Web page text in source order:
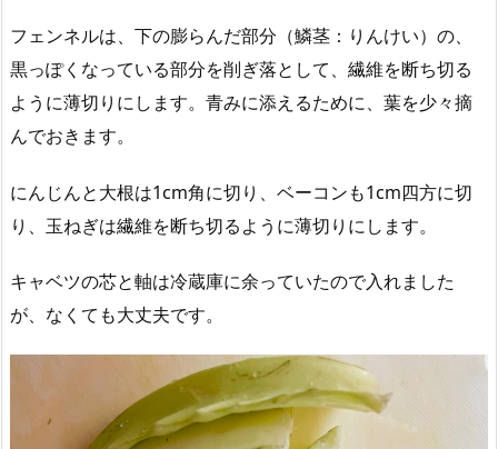
フェンネルは、下の膨らんだ部分（鱗茎：りんけい）の、
黒っぽくなっている部分を削ぎ落として、繊維を断ち切る
ように薄切りにします。青みに添えるために、葉を少々摘
んでおきます。
にんじんと大根は1cm角に切り、ベーコンも1cm四方に切
り、玉ねぎは繊維を断ち切るように薄切りにします。
キャベツの芯と軸は冷蔵庫に余っていたので入れました
が、なくても大丈夫です。